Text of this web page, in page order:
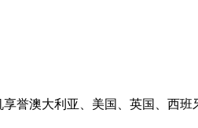
誉澳大利亚、美国、英国、西